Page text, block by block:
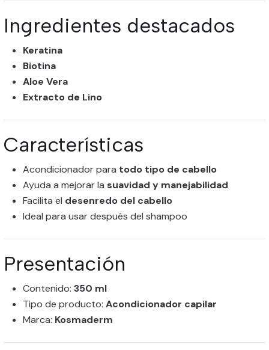
Ingredientes destacados
Keratina
Biotina
Aloe Vera
Extracto de Lino
Características
Acondicionador para todo tipo de cabello
Ayuda a mejorar la suavidad y manejabilidad
Facilita el desenredo del cabello
Ideal para usar después del shampoo
Presentación
Contenido: 350 ml
Tipo de producto: Acondicionador capilar
Marca: Kosmaderm